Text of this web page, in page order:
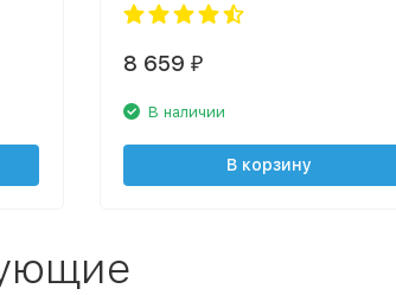
8 659 ₽
В наличии
В корзину